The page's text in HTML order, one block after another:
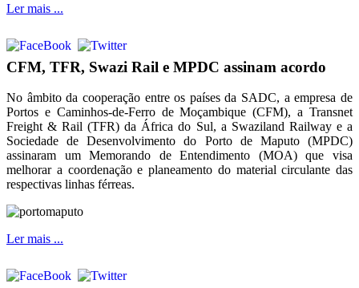
Ler mais ...
CFM, TFR, Swazi Rail e MPDC assinam acordo
No âmbito da cooperação entre os países da SADC, a empresa de
Portos e Caminhos-de-Ferro de Moçambique (CFM), a Transnet
Freight & Rail (TFR) da África do Sul, a Swaziland Railway e a
Sociedade de Desenvolvimento do Porto de Maputo (MPDC)
assinaram um Memorando de Entendimento (MOA) que visa
melhorar a coordenação e planeamento do material circulante das
respectivas linhas férreas.
Ler mais ...